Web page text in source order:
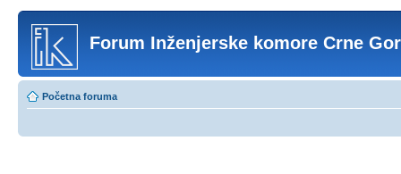
Forum Inženjerske komore Crne
Početna foruma